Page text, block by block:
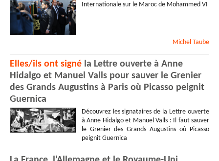
Internationale sur le Maroc de Mohammed VI
Michel Taube
Elles/ils ont signé la Lettre ouverte à Anne
Hidalgo et Manuel Valls pour sauver le Grenier
des Grands Augustins à Paris où Picasso peignit
Guernica
Découvrez les signataires de la Lettre ouverte
à Anne Hidalgo et Manuel Valls : Il faut sauver
le Grenier des Grands Augustins où Picasso
peignit Guernica